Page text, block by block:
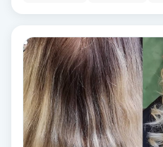
Kosmetisk tatuering
Kostrådgivning
Kroppsinpackning